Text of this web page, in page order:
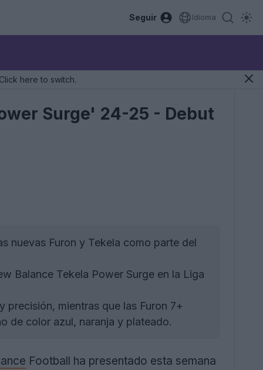
Seguir Idioma
here to switch.
Surge' 24-25 - Debut
nuevas Furon y Tekela como parte del
Balance Tekela Power Surge en la Liga
precisión, mientras que las Furon 7+
de color azul, naranja y plateado.
Football ha presentado esta semana